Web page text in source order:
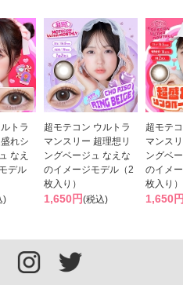
トラ
れシ
なえ
デル
)
超モテコン ウルトラ
マンスリー 超理想リ
ングベージュ なえな
のイメージモデル（2
枚入り）
1,650円(税込)
超モテ
マンス
ングベ
のイメ
枚入り）
1,650